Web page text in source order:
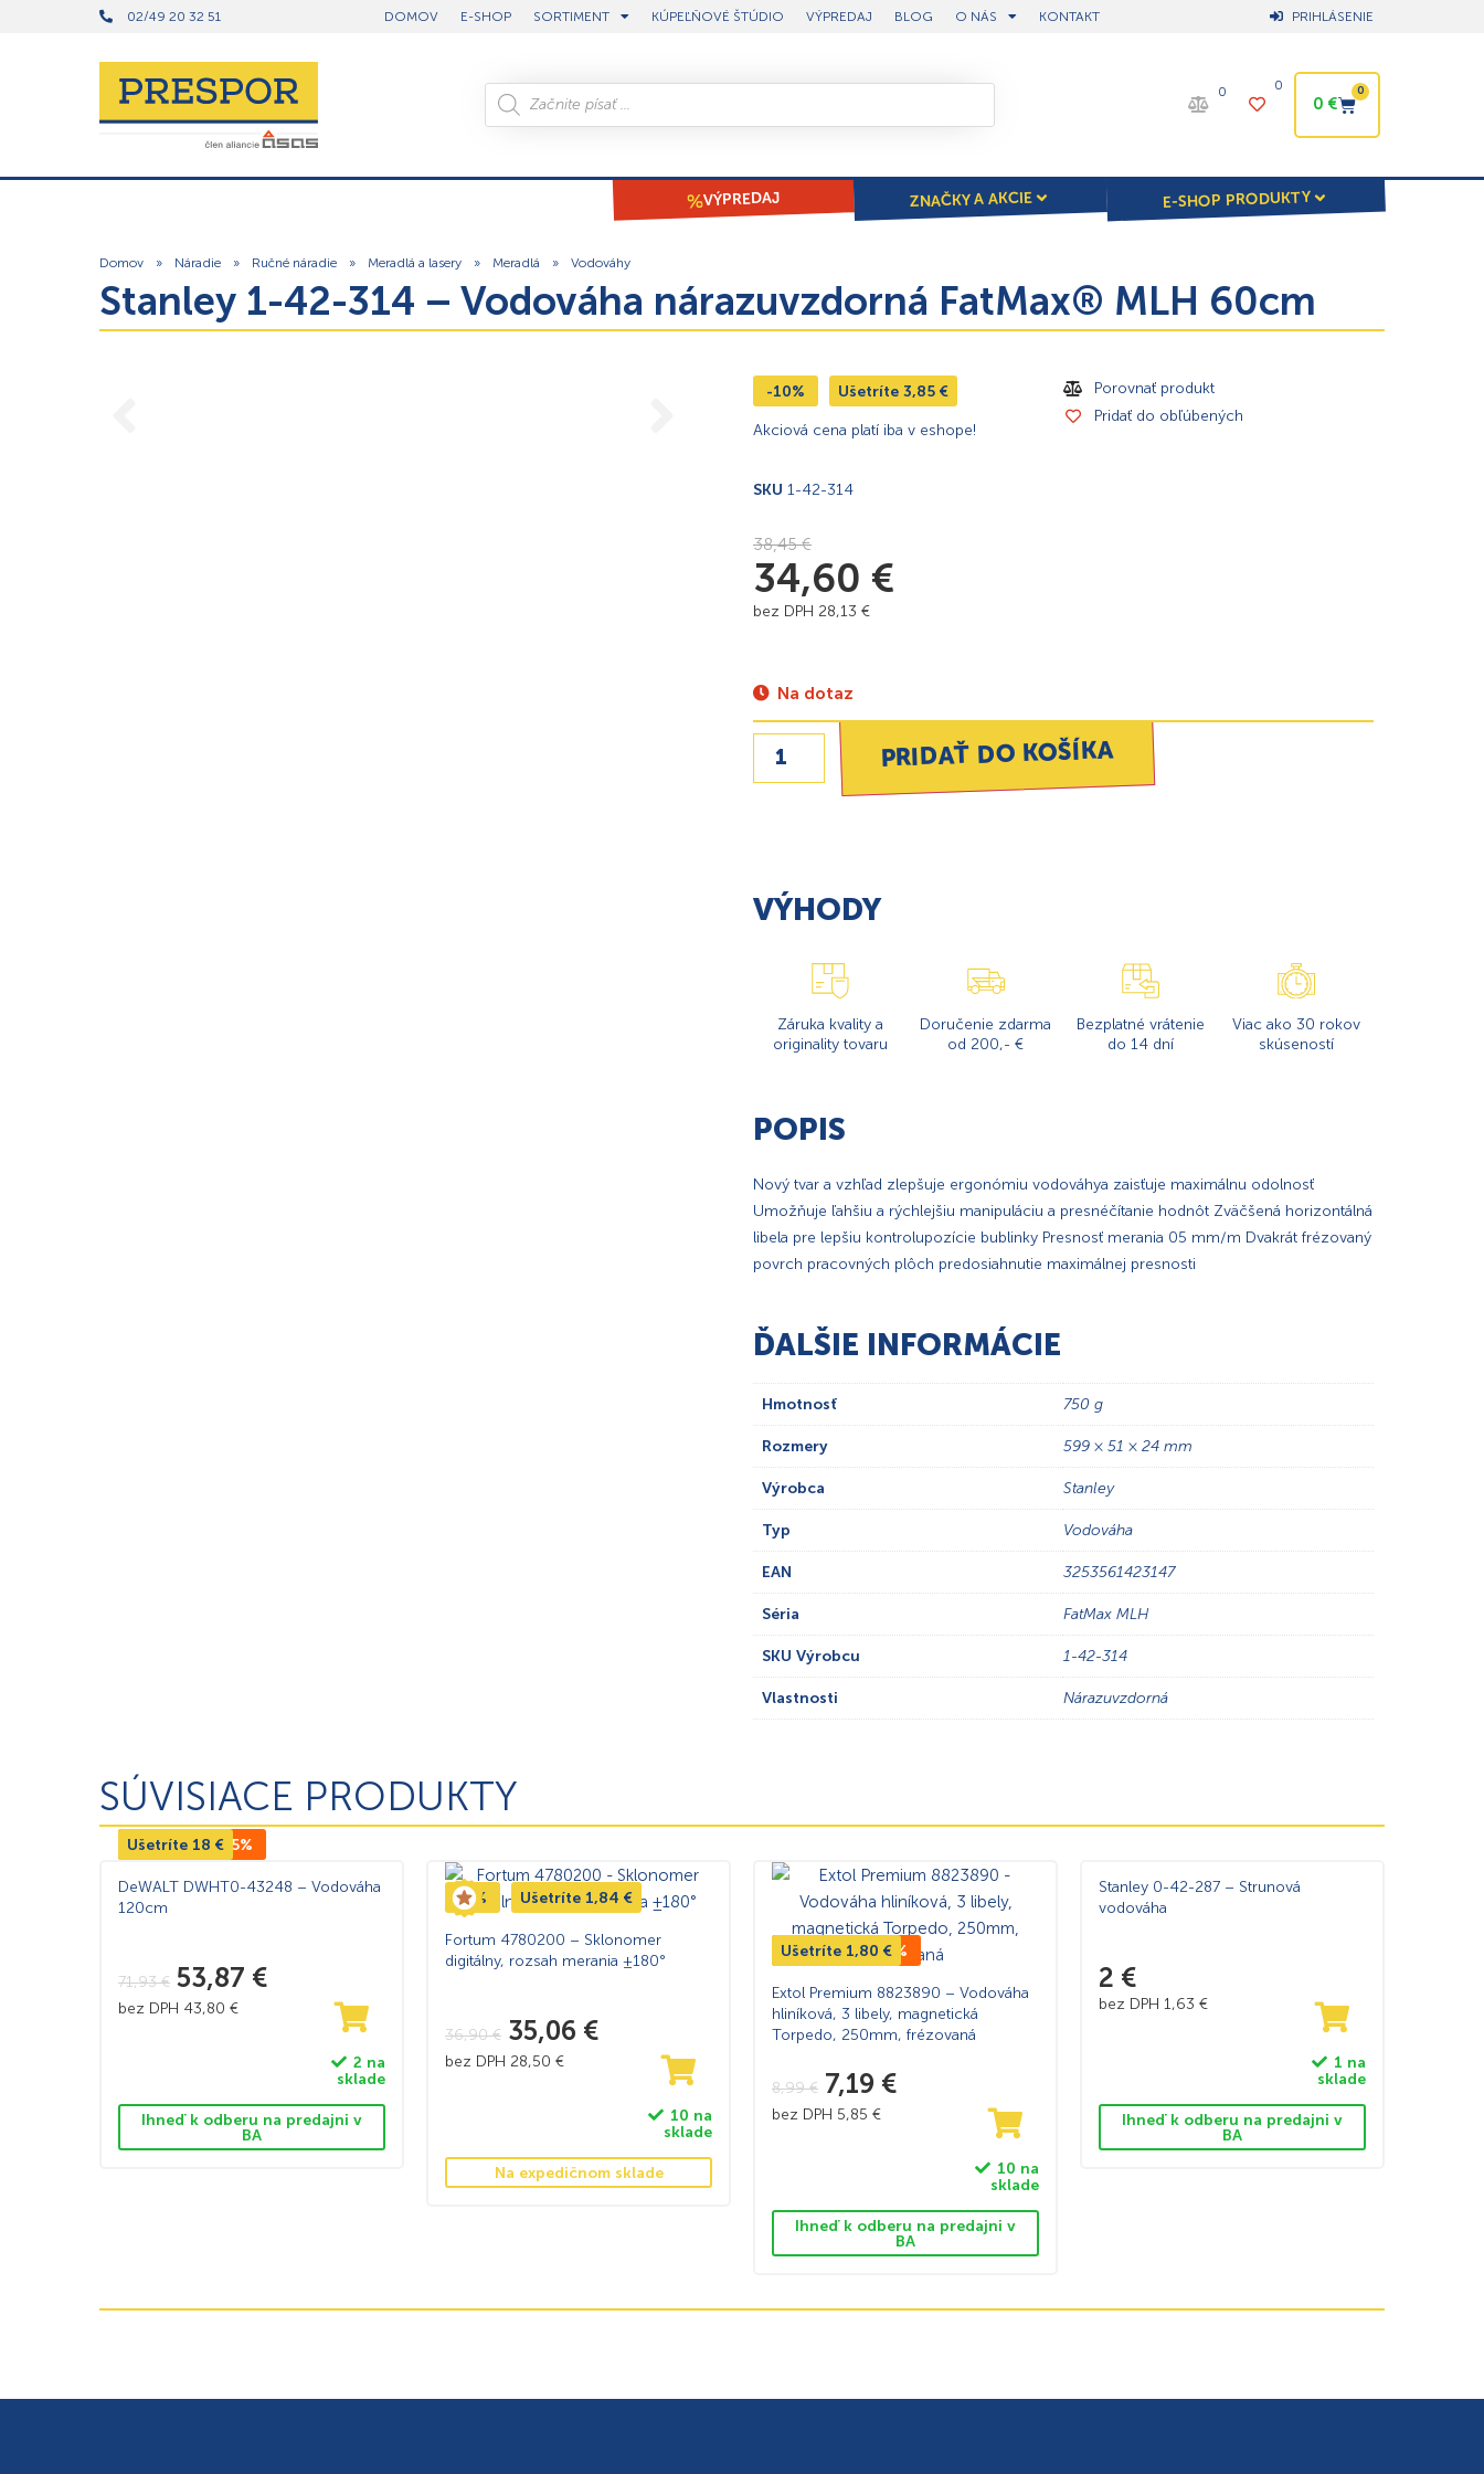
02/49 20 32 51 DOMOV E-SHOP SORTIMENT KÚPEĽŇOVÉ ŠTÚDIO VÝPREDAJ BLOG O NÁS KONTAKT PRIHLÁSENIE
0 0
0€
0
VÝPREDAJ ZNAČKY A AKCIE E-SHOP PRODUKTY
Domov » Náradie » Ručné náradie » Meradlá a lasery » Meradlá » Vodováhy
Stanley 1-42-314 – Vodováha nárazuvzdorná FatMax® MLH 60cm
-10% Ušetríte 3,85 €
Akciová cena platí iba v eshope!
SKU 1-42-314
Porovnať produkt
Pridať do obľúbených
38,45€
34,60 €
bez DPH 28,13 €
Na dotaz
PRIDAŤ DO KOŠÍKA
VÝHODY
Záruka kvality a
originality tovaru
Doručenie zdarma
od 200,- €
Bezplatné vrátenie
do 14 dní
Viac ako 30 rokov
skúseností
POPIS
Nový tvar a vzhľad zlepšuje ergonómiu vodováhya zaisťuje maximálnu odolnosť
Umožňuje ľahšiu a rýchlejšiu manipuláciu a presnéčítanie hodnôt Zväčšená horizontálná
libela pre lepšiu kontrolupozície bublinky Presnosť merania 05 mm/m Dvakrát frézovaný
povrch pracovných plôch predosiahnutie maximálnej presnosti
ĎALŠIE INFORMÁCIE
Hmotnosť 750 g
Rozmery 599 × 51 × 24 mm
Výrobca Stanley
Typ Vodováha
EAN 3253561423147
Séria FatMax MLH
SKU Výrobcu 1-42-314
Vlastnosti Nárazuvzdorná
SÚVISIACE PRODUKTY
TOP CENA -25%
Ušetríte 18 €
DeWALT DWHT0-43248 – Vodováha
120cm
71,93€ 53,87 €
bez DPH 43,80 €
2 na
sklade
Ihneď k odberu na predajni v
BA
-5% Ušetríte 1,84 €
Fortum 4780200 – Sklonomer
digitálny, rozsah merania ±180°
36,90€ 35,06 €
bez DPH 28,50 €
10 na
sklade
Na expedičnom sklade
TOP CENA -20%
Ušetríte 1,80 €
Extol Premium 8823890 – Vodováha
hliníková, 3 libely, magnetická
Torpedo, 250mm, frézovaná
8,99€ 7,19 €
bez DPH 5,85 €
10 na
sklade
Ihneď k odberu na predajni v
BA
Stanley 0-42-287 – Strunová
vodováha
2 €
bez DPH 1,63 €
1 na
sklade
Ihneď k odberu na predajni v
BA